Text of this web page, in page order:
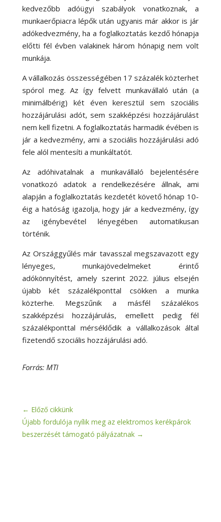
kedvezőbb adóügyi szabályok vonatkoznak, a
munkaerőpiacra lépők után ugyanis már akkor is jár
adókedvezmény, ha a foglalkoztatás kezdő hónapja
előtti fél évben valakinek három hónapig nem volt
munkája.
A vállalkozás összességében 17 százalék közterhet
spórol meg. Az így felvett munkavállaló után (a
minimálbérig) két éven keresztül sem szociális
hozzájárulási adót, sem szakképzési hozzájárulást
nem kell fizetni. A foglalkoztatás harmadik évében is
jár a kedvezmény, ami a szociális hozzájárulási adó
fele alól mentesíti a munkáltatót.
Az adóhivatalnak a munkavállaló bejelentésére
vonatkozó adatok a rendelkezésére állnak, ami
alapján a foglalkoztatás kezdetét követő hónap 10-
éig a hatóság igazolja, hogy jár a kedvezmény, így
az igénybevétel lényegében automatikusan
történik.
Az Országgyűlés már tavasszal megszavazott egy
lényeges, munkajövedelmeket érintő
adókönnyítést, amely szerint 2022. július elsején
újabb két százalékponttal csökken a munka
közterhe. Megszűnik a másfél százalékos
szakképzési hozzájárulás, emellett pedig fél
százalékponttal mérséklődik a vállalkozások által
fizetendő szociális hozzájárulási adó.
Forrás: MTI
← Előző cikkünk
Újabb fordulója nyílik meg az elektromos kerékpárok
beszerzését támogató pályázatnak→